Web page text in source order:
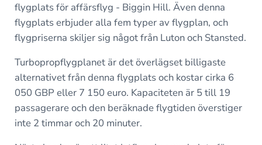
flygplats för affärsflyg - Biggin Hill. Även denna
flygplats erbjuder alla fem typer av flygplan, och
flygpriserna skiljer sig något från Luton och Stansted.
Turbopropflygplanet är det överlägset billigaste
alternativet från denna flygplats och kostar cirka 6
050 GBP eller 7 150 euro. Kapaciteten är 5 till 19
passagerare och den beräknade flygtiden överstiger
inte 2 timmar och 20 minuter.